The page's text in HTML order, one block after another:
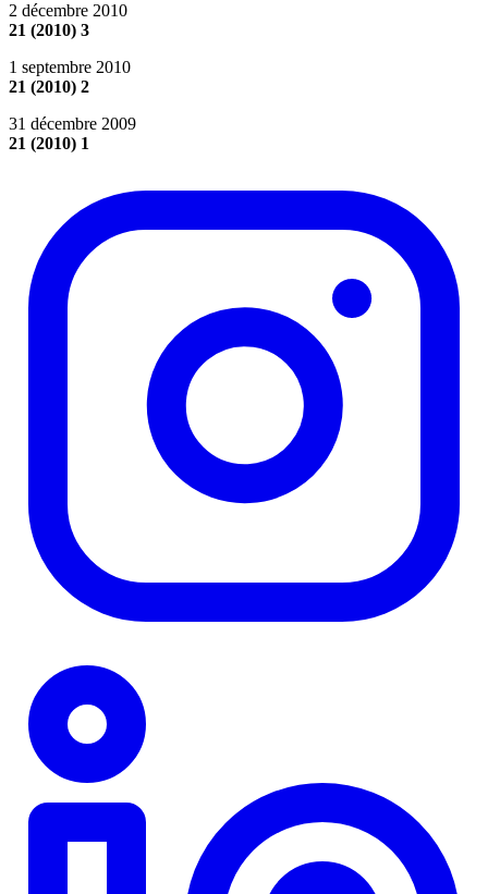
2 décembre 2010
21 (2010) 3
1 septembre 2010
21 (2010) 2
31 décembre 2009
21 (2010) 1